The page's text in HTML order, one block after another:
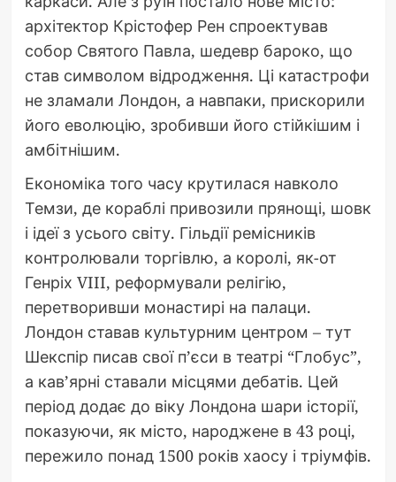
архітектор Крістофер Рен спроектував
собор Святого Павла, шедевр бароко, що
став символом відродження. Ці катастрофи
не зламали Лондон, а навпаки, прискорили
його еволюцію, зробивши його стійкішим і
амбітнішим.
Економіка того часу крутилася навколо
Темзи, де кораблі привозили прянощі, шовк
і ідеї з усього світу. Гільдії ремісників
контролювали торгівлю, а королі, як-от
Генріх VIII, реформували релігію,
перетворивши монастирі на палаци.
Лондон ставав культурним центром – тут
Шекспір писав свої п’єси в театрі “Глобус”,
а кав’ярні ставали місцями дебатів. Цей
період додає до віку Лондона шари історії,
показуючи, як місто, народжене в 43 році,
пережило понад 1500 років хаосу і тріумфів.